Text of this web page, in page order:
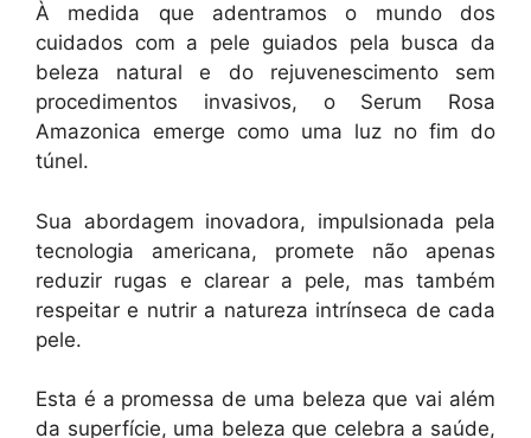
À medida que adentramos o mundo dos
cuidados com a pele guiados pela busca da
beleza natural e do rejuvenescimento sem
procedimentos invasivos, o Serum Rosa
Amazonica emerge como uma luz no fim do
túnel.
Sua abordagem inovadora, impulsionada pela
tecnologia americana, promete não apenas
reduzir rugas e clarear a pele, mas também
respeitar e nutrir a natureza intrínseca de cada
pele.
Esta é a promessa de uma beleza que vai além
da superfície, uma beleza que celebra a saúde,